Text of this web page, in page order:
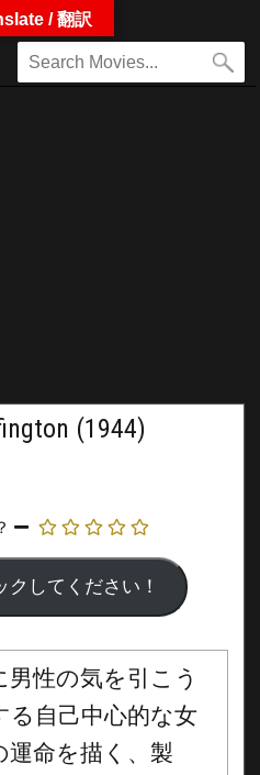
(1944)
男性の気を引こう
る自己中心的な女
運命を描く、製
/ 翻訳